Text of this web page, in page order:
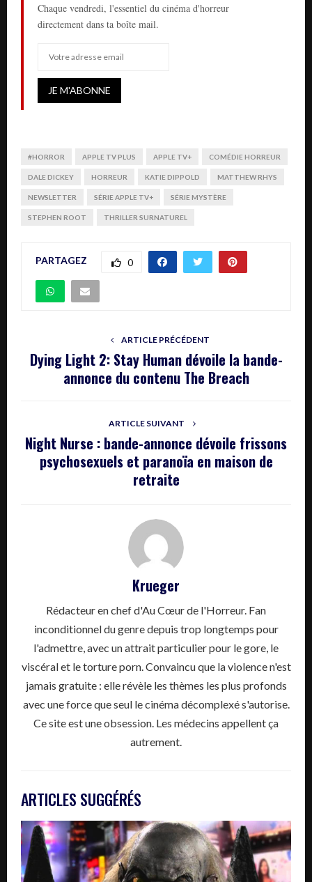
Chaque vendredi, l'essentiel du cinéma d'horreur
directement dans ta boîte mail.
#HORROR APPLE TV PLUS APPLE TV+ COMÉDIE HORREUR
DALE DICKEY HORREUR KATIE DIPPOLD MATTHEW RHYS
NEWSLETTER SÉRIE APPLE TV+ SÉRIE MYSTÈRE
STEPHEN ROOT THRILLER SURNATUREL
PARTAGEZ 0
ARTICLE PRÉCÉDENT
Dying Light 2: Stay Human dévoile la bande-
annonce du contenu The Breach
ARTICLE SUIVANT
Night Nurse : bande-annonce dévoile frissons
psychosexuels et paranoïa en maison de
retraite
Krueger
Rédacteur en chef d'Au Cœur de l'Horreur. Fan
inconditionnel du genre depuis trop longtemps pour
l'admettre, avec un attrait particulier pour le gore, le
viscéral et le torture porn. Convaincu que la violence n'est
jamais gratuite : elle révèle les thèmes les plus profonds
avec une force que seul le cinéma décomplexé s'autorise.
Ce site est une obsession. Les médecins appellent ça
autrement.
ARTICLES SUGGÉRÉS